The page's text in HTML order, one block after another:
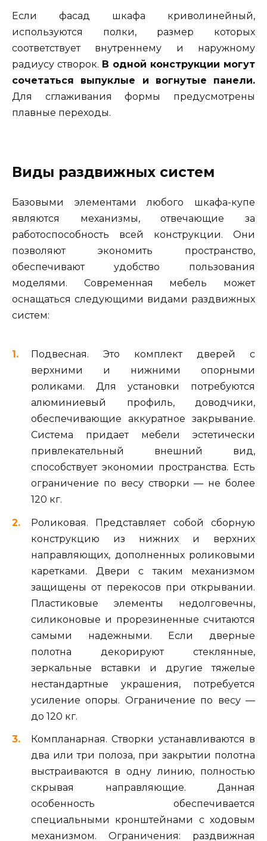
Если фасад шкафа криволинейный,
используются полки, размер которых
соответствует внутреннему и наружному
радиусу створок. В одной конструкции могут
сочетаться выпуклые и вогнутые панели.
Для сглаживания формы предусмотрены
плавные переходы.
Виды раздвижных систем
Базовыми элементами любого шкафа-купе
являются механизмы, отвечающие за
работоспособность всей конструкции. Они
позволяют экономить пространство,
обеспечивают удобство пользования
моделями. Современная мебель может
оснащаться следующими видами раздвижных
систем:
Подвесная. Это комплект дверей с
верхними и нижними опорными
роликами. Для установки потребуются
алюминиевый профиль, доводчики,
обеспечивающие аккуратное закрывание.
Система придает мебели эстетически
привлекательный внешний вид,
способствует экономии пространства. Есть
ограничение по весу створки — не более
120 кг.
Роликовая. Представляет собой сборную
конструкцию из нижних и верхних
направляющих, дополненных роликовыми
каретками. Двери с таким механизмом
защищены от перекосов при открывании.
Пластиковые элементы недолговечны,
силиконовые и прорезиненные считаются
самыми надежными. Если дверные
полотна декорируют стеклянные,
зеркальные вставки и другие тяжелые
нестандартные украшения, потребуется
усиление опоры. Ограничение по весу —
до 120 кг.
Компланарная. Створки устанавливаются в
два или три полоза, при закрытии полотна
выстраиваются в одну линию, полностью
скрывая направляющие. Данная
особенность обеспечивается
специальными кронштейнами с ходовым
механизмом. Ограничения: раздвижная